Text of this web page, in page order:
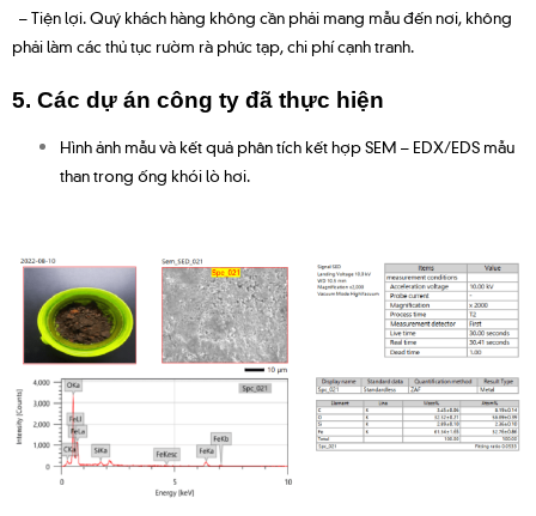
– Tiện lợi. Quý khách hàng không cần phải mang mẫu đến nơi, không
phải làm các thủ tục rườm rà phức tạp, chi phí cạnh tranh.
5. Các dự án công ty đã thực hiện
Hình ảnh mẫu và kết quả phân tích kết hợp SEM – EDX/EDS mẫu
than trong ống khói lò hơi.